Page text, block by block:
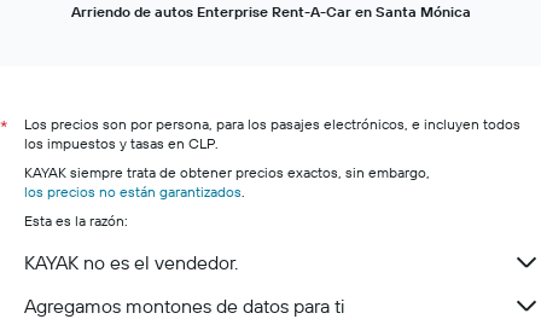
Arriendo de autos Enterprise Rent-A-Car en Santa Mónica
*
Los precios son por persona, para los pasajes electrónicos, e incluyen todos
los impuestos y tasas en CLP.
KAYAK siempre trata de obtener precios exactos, sin embargo,
los precios no están garantizados
Esta es la razón:
KAYAK no es el vendedor.
Agregamos montones de datos para ti